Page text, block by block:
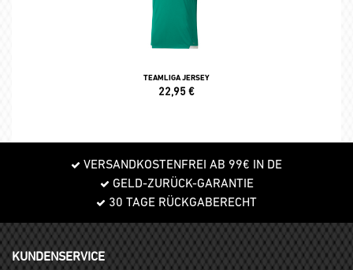
TEAMLIGA JERSEY
22,95€
VERSANDKOSTENFREI AB 99€ IN DE
GELD-ZURÜCK-GARANTIE
30 TAGE RÜCKGABERECHT
KUNDENSERVICE